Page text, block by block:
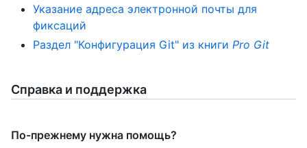
Указание адреса электронной почты для
фиксаций
Раздел "Конфигурация Git" из книги Pro Git
Справка и поддержка
По-прежнему нужна помощь?